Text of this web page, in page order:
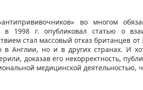
во многом
1998 г. опубликовал статью о
стал массовый отказ британцев от
Англии, но и в других странах. И
доказав его некорректность,
медицинской деятельностью,